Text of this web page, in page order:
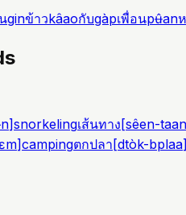
ginข้าวkâaoกับgàpเพื่อนpʉ̂an
]snorkelingเส้นทาง[sêen-
]campingตกปลา[dtòk-bplaa]